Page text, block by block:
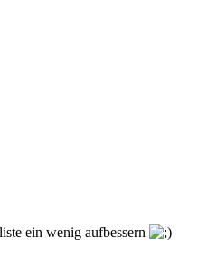
ein wenig aufbessern